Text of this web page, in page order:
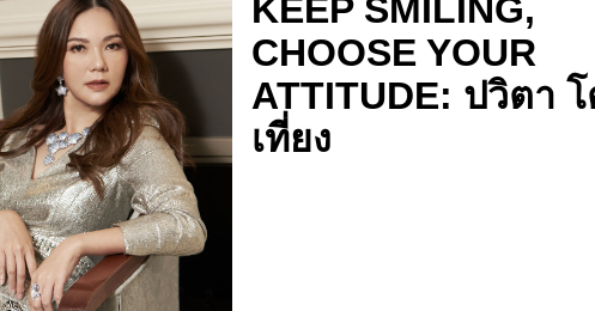
KEEP SMILING,
CHOOSE YOUR
ATTITUDE: ปวิตา
เที่ยง